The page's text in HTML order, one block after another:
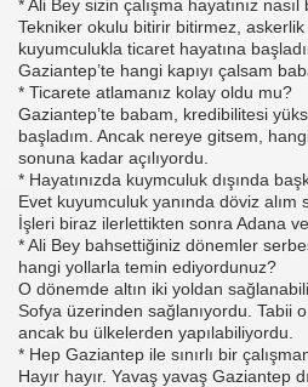
* Ali Bey sizin çalışma hayatınız nasıl
Tekniker okulu bitirir bitirmez,
kuyumculukla ticaret hayatına
Gaziantep’te hangi kapıyı çalsam
* Ticarete atlamanız kolay oldu mu?
Gaziantep’te babam, kredibilitesi
başladım. Ancak nereye gitsem,
sonuna kadar açılıyordu.
* Hayatınızda kuymculuk dışında
Evet kuyumculuk yanında döviz alım
İşleri biraz ilerlettikten sonra Adana
* Ali Bey bahsettiğiniz dönemler
hangi yollarla temin ediyordunuz?
O dönemde altın iki yoldan
Sofya üzerinden sağlanıyordu. Tabii
ancak bu ülkelerden yapılabiliyordu.
* Hep Gaziantep ile sınırlı bir
Hayır hayır. Yavaş yavaş Gaziantep